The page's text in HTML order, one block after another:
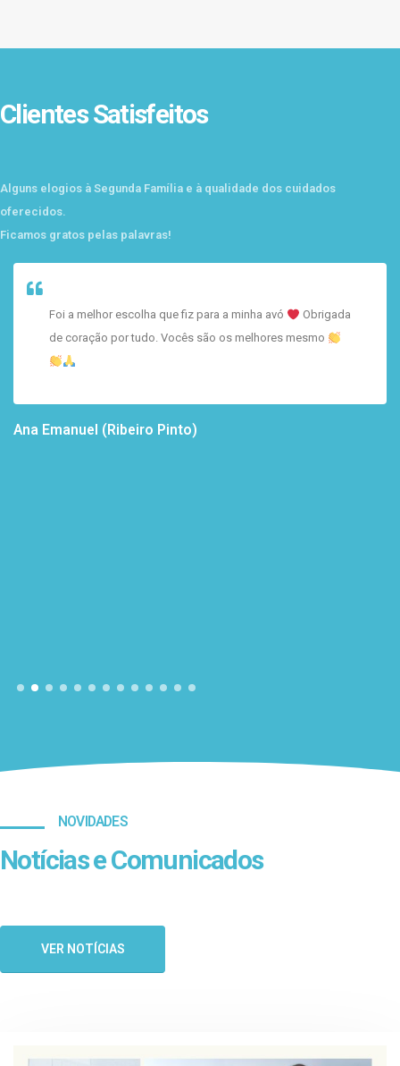
Clientes Satisfeitos
Alguns elogios à Segunda Família e à qualidade dos cuidados
oferecidos.
Ficamos gratos pelas palavras!
Foi a melhor escolha que fiz para a minha avó
Obrigada
de coração por tudo. Vocês são os melhores mesmo
Ana Emanuel (Ribeiro Pinto)
NOVIDADES
Notícias e Comunicados
VER NOTÍCIAS